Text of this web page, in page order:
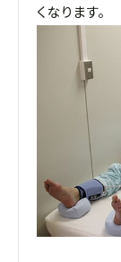
くなります。